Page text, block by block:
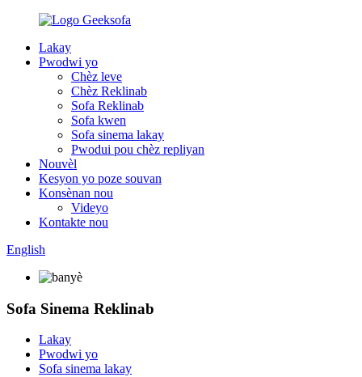
Lakay
Pwodwi yo
Chèz leve
Chèz Reklinab
Sofa Reklinab
Sofa kwen
Sofa sinema lakay
Pwodui pou chèz repliyan
Nouvèl
Kesyon yo poze souvan
Konsènan nou
Videyo
Kontakte nou
English
Sofa Sinema Reklinab
Lakay
Pwodwi yo
Sofa sinema lakay